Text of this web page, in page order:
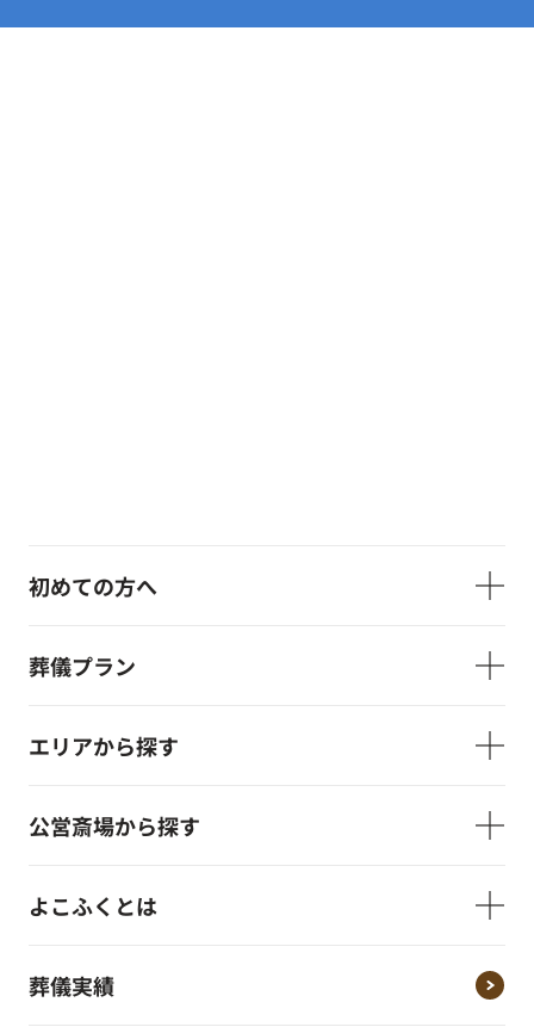
初めての方へ
葬儀プラン
エリアから探す
公営斎場から探す
よこふくとは
葬儀実績